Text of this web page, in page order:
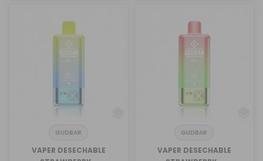
GUDBAR
VAPER DESECHABLE
GUDBAR
VAPER DESECHABLE